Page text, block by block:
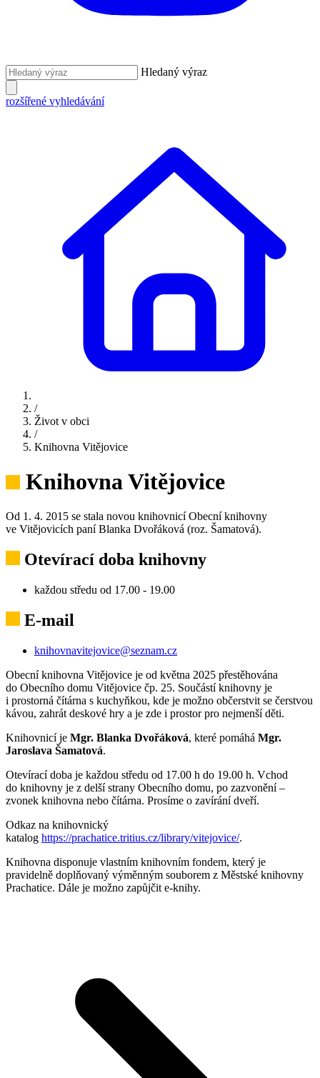
Hledaný výraz
rozšířené vyhledávání
/
Život v obci
/
Knihovna Vitějovice
Knihovna Vitějovice
Od 1. 4. 2015 se stala novou knihovnicí Obecní knihovny
ve Vitějovicích paní Blanka Dvořáková (roz. Šamatová).
Otevírací doba knihovny
každou středu od 17.00 - 19.00
E-mail
knihovnavitejovice@seznam.cz
Obecní knihovna Vitějovice je od května 2025 přestěhována
do Obecního domu Vitějovice čp. 25. Součástí knihovny je
i prostorná čítárna s kuchyňkou, kde je možno občerstvit se čerstvou
kávou, zahrát deskové hry a je zde i prostor pro nejmenší děti.
Knihovnicí je Mgr. Blanka Dvořáková, které pomáhá Mgr.
Jaroslava Šamatová.
Otevírací doba je každou středu od 17.00 h do 19.00 h. Vchod
do knihovny je z delší strany Obecního domu, po zazvonění –
zvonek knihovna nebo čítárna. Prosíme o zavírání dveří.
Odkaz na knihovnický
katalog https://prachatice.tritius.cz/library/vitejovice/.
Knihovna disponuje vlastním knihovním fondem, který je
pravidelně doplňovaný výměnným souborem z Městské knihovny
Prachatice. Dále je možno zapůjčit e-knihy.